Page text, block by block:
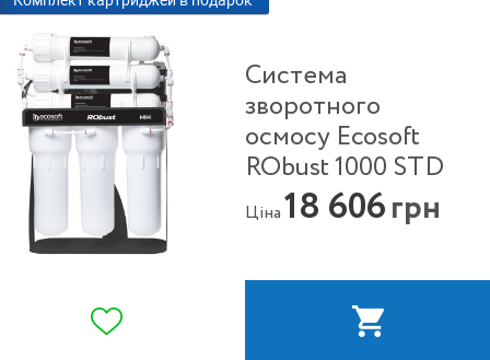
Система
зворотного
осмосу Ecosoft
RObust 1000 STD
Ціна18 606грн